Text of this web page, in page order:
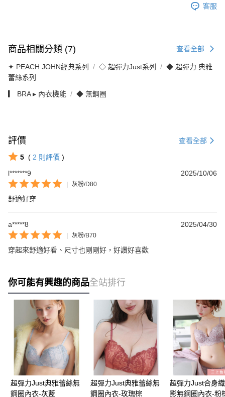
客服
商品相關分類 (7) 查看全部
✦ PEACH JOHN經典系列 ◇ 超彈力Just系列
◆ 超彈力 典雅
蕾絲系列
▎ BRA ▸ 內衣機能 ◆ 無鋼圈
評價 查看全部
5 ( 2 則評價 )
l*******9
2025/10/06
灰粉/D80
舒適好穿
a*****8 2025/04/30
灰粉/B70
穿起來舒適好看、尺寸也剛剛好，好讚好喜歡
你可能有興趣的商品全站排行
超彈力Just典雅蕾絲無
鋼圈內衣-灰藍
超彈力Just典雅蕾絲無
鋼圈內衣-玫瑰棕
超彈力Just合身
影無鋼圈內衣-粉